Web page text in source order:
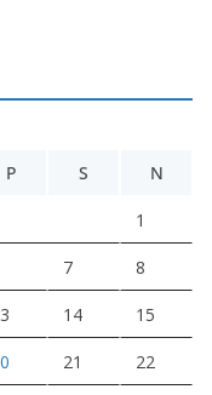
P S N
1
7 8
14 15
21 22